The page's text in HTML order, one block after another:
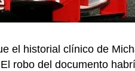
el historial clínico de
robo del documento